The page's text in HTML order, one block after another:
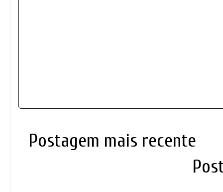
Postagem mais recente